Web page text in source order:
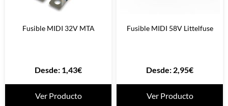
Fusible MIDI 32V MTA
Desde: 1,43€
Ver Producto
Fusible MIDI 58V Littelfuse
Desde: 2,95€
Ver Producto